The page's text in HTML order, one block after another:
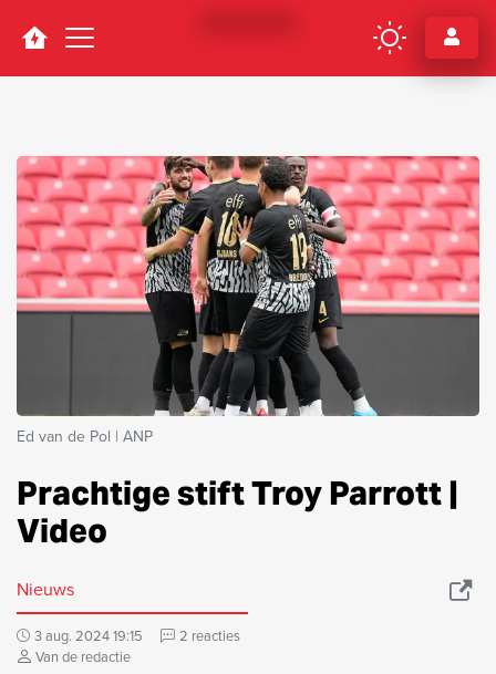
Navigation
Ed van de Pol | ANP
Prachtige stift Troy Parrott |
Video
Nieuws
3 aug. 2024 19:15
2 reacties
Van de redactie